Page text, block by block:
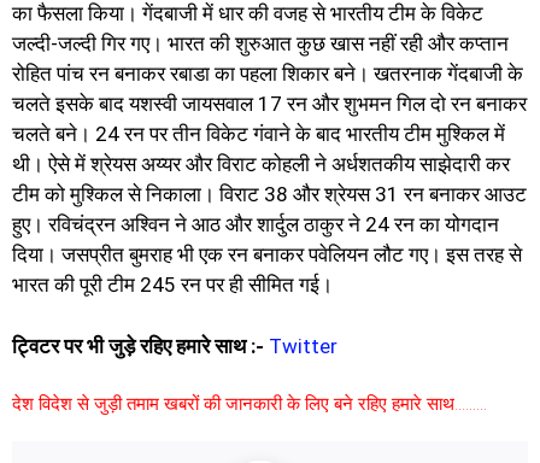
का फैसला किया। गेंदबाजी में धार की वजह से भारतीय टीम के विकेट
जल्दी-जल्दी गिर गए। भारत की शुरुआत कुछ खास नहीं रही और कप्तान
रोहित पांच रन बनाकर रबाडा का पहला शिकार बने। खतरनाक गेंदबाजी के
चलते इसके बाद यशस्वी जायसवाल 17 रन और शुभमन गिल दो रन बनाकर
चलते बने। 24 रन पर तीन विकेट गंवाने के बाद भारतीय टीम मुश्किल में
थी। ऐसे में श्रेयस अय्यर और विराट कोहली ने अर्धशतकीय साझेदारी कर
टीम को मुश्किल से निकाला। विराट 38 और श्रेयस 31 रन बनाकर आउट
हुए। रविचंद्रन अश्विन ने आठ और शार्दुल ठाकुर ने 24 रन का योगदान
दिया। जसप्रीत बुमराह भी एक रन बनाकर पवेलियन लौट गए। इस तरह से
भारत की पूरी टीम 245 रन पर ही सीमित गई।
ट्विटर पर भी जुड़े रहिए हमारे साथ :- Twitter
देश विदेश से जुड़ी तमाम खबरों की जानकारी के लिए बने रहिए हमारे साथ………